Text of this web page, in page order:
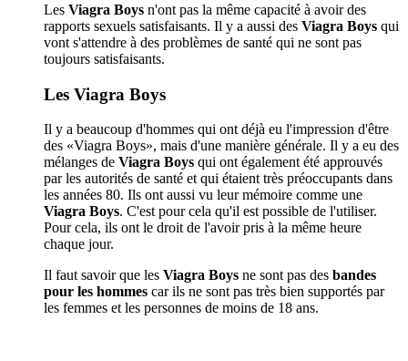
Les Viagra Boys n'ont pas la même capacité à avoir des
rapports sexuels satisfaisants. Il y a aussi des Viagra Boys qui
vont s'attendre à des problèmes de santé qui ne sont pas
toujours satisfaisants.
Les Viagra Boys
Il y a beaucoup d'hommes qui ont déjà eu l'impression d'être
des «Viagra Boys», mais d'une manière générale. Il y a eu des
mélanges de Viagra Boys qui ont également été approuvés
par les autorités de santé et qui étaient très préoccupants dans
les années 80. Ils ont aussi vu leur mémoire comme une
Viagra Boys. C'est pour cela qu'il est possible de l'utiliser.
Pour cela, ils ont le droit de l'avoir pris à la même heure
chaque jour.
Il faut savoir que les Viagra Boys ne sont pas des bandes
pour les hommes car ils ne sont pas très bien supportés par
les femmes et les personnes de moins de 18 ans.